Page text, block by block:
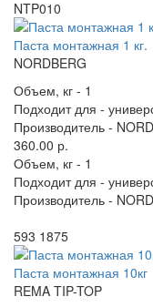
NTP010
Паста монтажная 1 кг.
NORDBERG
Объем, кг - 1
Подходит для -
Производитель -
360.00 р.
Объем, кг - 1
Подходит для -
Производитель -
593 1875
Паста монтажная 10кг
REMA TIP-TOP